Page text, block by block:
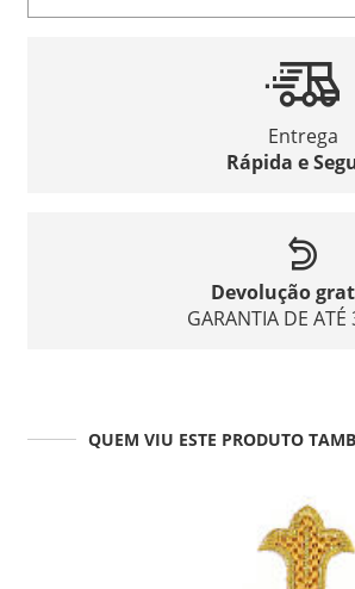
Entrega
Rápida e
Devolução
GARANTIA DE ATÉ
QUEM VIU ESTE PRODUTO